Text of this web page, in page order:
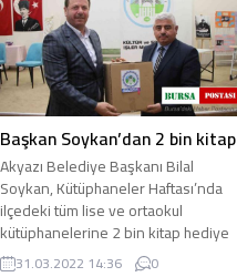
Başkan Soykan’dan 2 bin kitap
Akyazı Belediye Başkanı Bilal
Soykan, Kütüphaneler Haftası’nda
ilçedeki tüm lise ve ortaokul
kütüphanelerine 2 bin kitap hediye
etti. Akyazı ...
31.03.2022 14:36 0